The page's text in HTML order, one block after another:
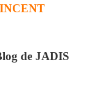
de JADIS